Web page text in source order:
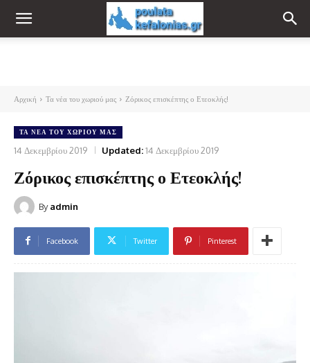
Αρχική Τα νέα του χωριού μας Ζόρικος επισκέπτης ο Ετεοκλής!
ΤΑ ΝΈΑ ΤΟΥ ΧΩΡΙΟΎ ΜΑΣ
14 Δεκεμβρίου 2019 Updated:14 Δεκεμβρίου 2019
Ζόρικος επισκέπτης ο Ετεοκλής!
By admin
Facebook Twitter Pinterest